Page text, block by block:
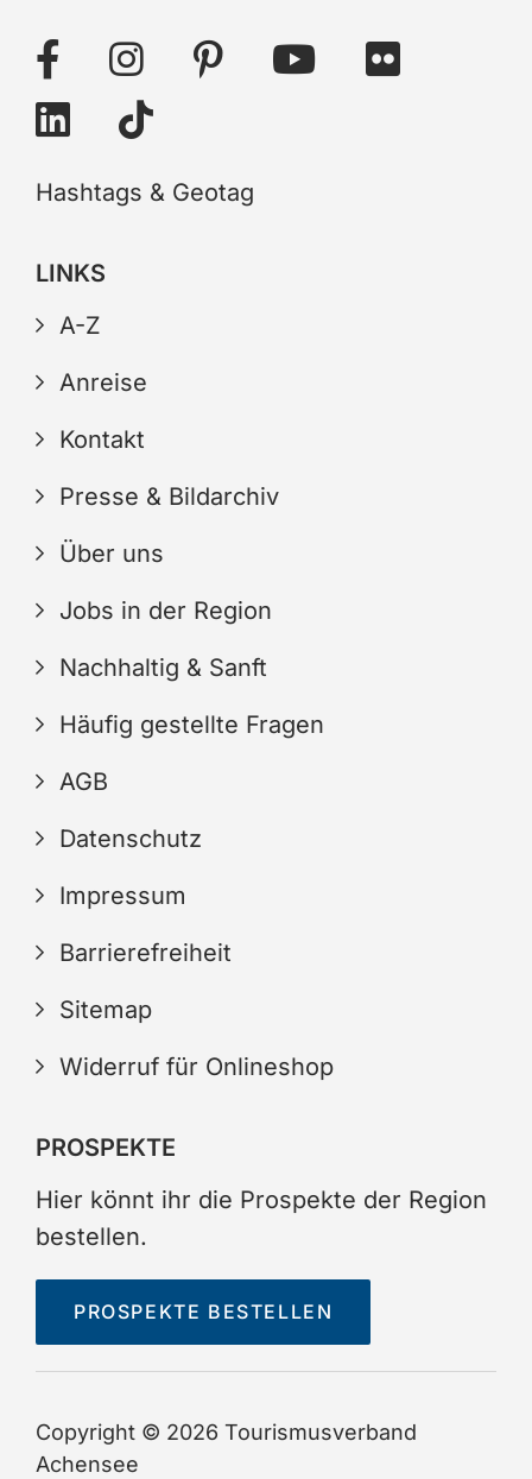
Hashtags & Geotag
LINKS
A-Z
Anreise
Kontakt
Presse & Bildarchiv
Über uns
Jobs in der Region
Nachhaltig & Sanft
Häufig gestellte Fragen
AGB
Datenschutz
Impressum
Barrierefreiheit
Sitemap
Widerruf für Onlineshop
PROSPEKTE
Hier könnt ihr die Prospekte der Region
bestellen.
PROSPEKTE BESTELLEN
Copyright © 2026 Tourismusverband
Achensee